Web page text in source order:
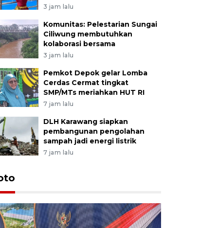
3 jam lalu
Komunitas: Pelestarian Sungai
Ciliwung membutuhkan
kolaborasi bersama
3 jam lalu
Pemkot Depok gelar Lomba
Cerdas Cermat tingkat
SMP/MTs meriahkan HUT RI
7 jam lalu
DLH Karawang siapkan
pembangunan pengolahan
sampah jadi energi listrik
7 jam lalu